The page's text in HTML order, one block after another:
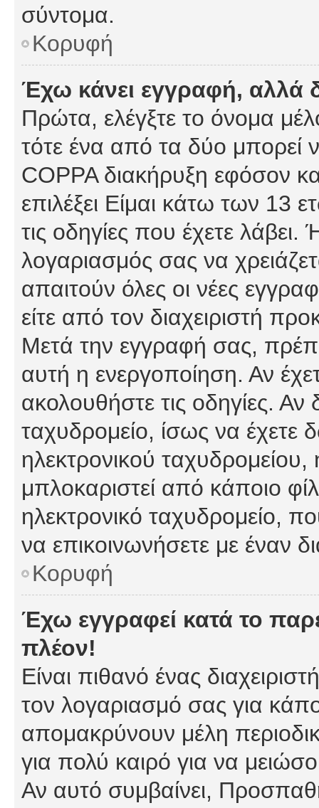
σύντομα.
Κορυφή
Έχω κάνει εγγραφή,
Πρώτα, ελέγξτε το όνομα
τότε ένα από τα δύο μπορεί
COPPA διακήρυξη εφόσον
επιλέξει Είμαι κάτω των 13
τις οδηγίες που έχετε λάβει.
λογαριασμός σας να
απαιτούν όλες οι νέες
είτε από τον διαχειριστή
Μετά την εγγραφή σας,
αυτή η ενεργοποίηση. Αν
ακολουθήστε τις οδηγίες. Αν
ταχυδρομείο, ίσως να έχετε
ηλεκτρονικού ταχυδρομείου,
μπλοκαριστεί από κάποιο
ηλεκτρονικό ταχυδρομείο,
να επικοινωνήσετε με έναν
Κορυφή
Έχω εγγραφεί κατά το
πλέον!
Είναι πιθανό ένας
τον λογαριασμό σας για
απομακρύνουν μέλη
για πολύ καιρό για να
Αν αυτό συμβαίνει,